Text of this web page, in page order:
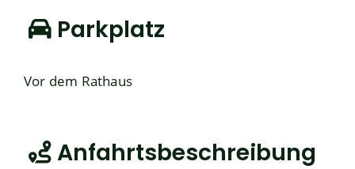
Parkplatz
Vor dem Rathaus
Anfahrtsbeschreibung